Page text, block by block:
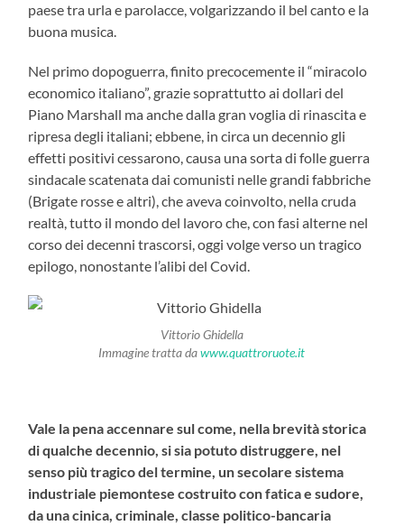
paese tra urla e parolacce, volgarizzando il bel canto e la
buona musica.
Nel primo dopoguerra, finito precocemente il “miracolo
economico italiano”, grazie soprattutto ai dollari del
Piano Marshall ma anche dalla gran voglia di rinascita e
ripresa degli italiani; ebbene, in circa un decennio gli
effetti positivi cessarono, causa una sorta di folle guerra
sindacale scatenata dai comunisti nelle grandi fabbriche
(Brigate rosse e altri), che aveva coinvolto, nella cruda
realtà, tutto il mondo del lavoro che, con fasi alterne nel
corso dei decenni trascorsi, oggi volge verso un tragico
epilogo, nonostante l’alibi del Covid.
Vittorio Ghidella
Immagine tratta dawww.quattroruote.it
Vale la pena accennare sul come, nella brevità storica
di qualche decennio, si sia potuto distruggere, nel
senso più tragico del termine, un secolare sistema
industriale piemontese costruito con fatica e sudore,
da una cinica, criminale, classe politico-bancaria